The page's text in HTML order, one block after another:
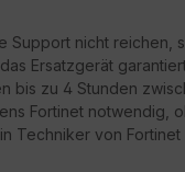
Support nicht
Ersatzgerät
bis zu 4 Stunden
Fortinet
Techniker von